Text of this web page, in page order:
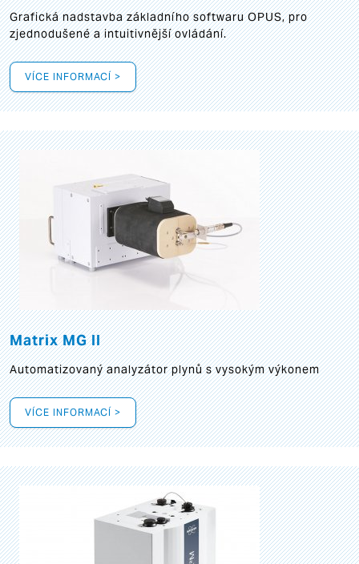
Grafickánadstavba základního softwaru OPUS, pro
zjednodušené a intuitivnější ovládání.
VÍCE INFORMACÍ >
Matrix MG II
Automatizovaný analyzátor plynů s vysokým výkonem
VÍCE INFORMACÍ >